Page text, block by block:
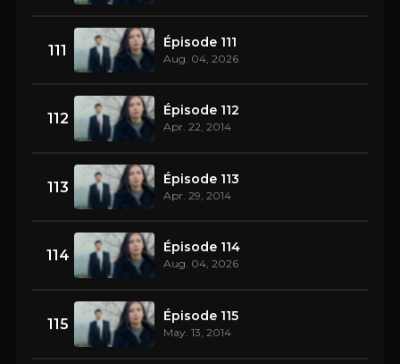
111 Épisode 111
Aug. 04, 2026
112 Épisode 112
Apr. 22, 2014
113 Épisode 113
Apr. 29, 2014
114 Épisode 114
Aug. 04, 2026
115 Épisode 115
May. 13, 2014